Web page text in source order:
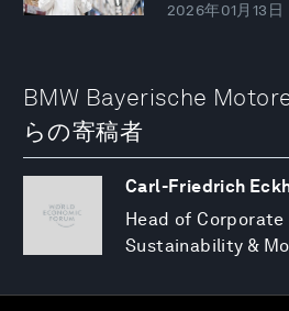
2026年01月13日
BMW Bayerische
らの寄稿者
Carl-Friedrich
Head of
Sustainability &